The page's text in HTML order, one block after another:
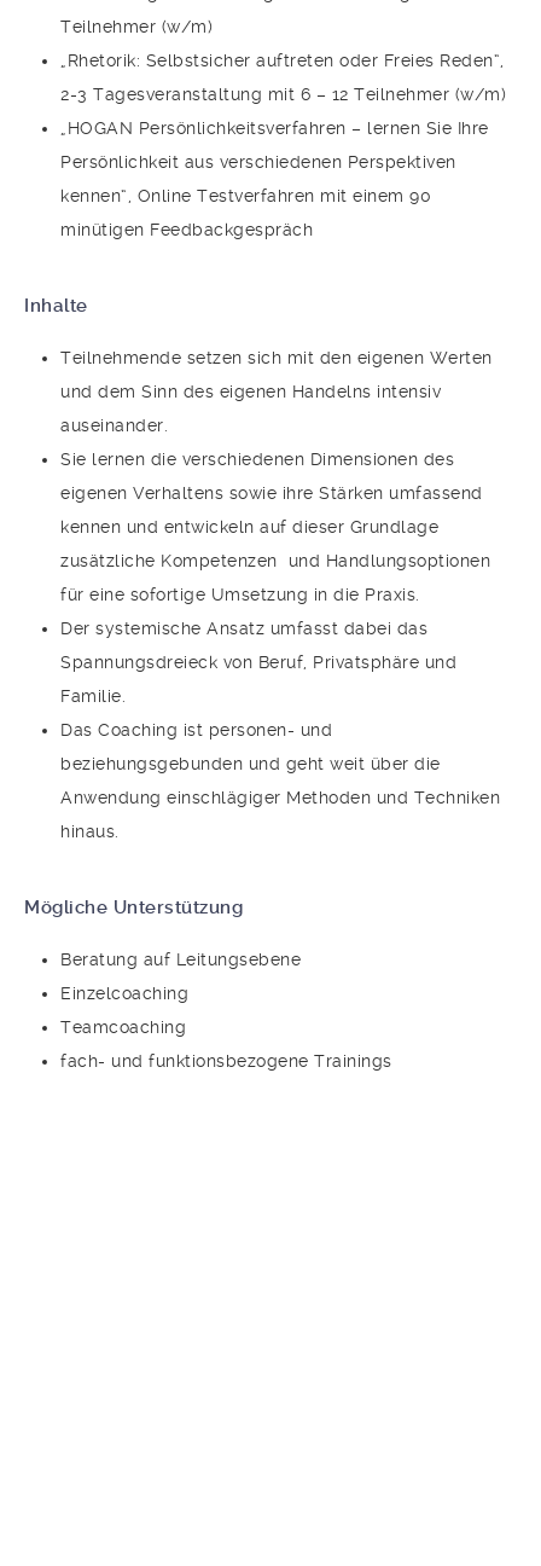
Teilnehmer (w/m)
„Rhetorik: Selbstsicher auftreten oder Freies Reden“,
2-3 Tagesveranstaltung mit 6 – 12 Teilnehmer (w/m)
„HOGAN Persönlichkeitsverfahren – lernen Sie Ihre
Persönlichkeit aus verschiedenen Perspektiven
kennen“, Online Testverfahren mit einem 90
minütigen Feedbackgespräch
Inhalte
Teilnehmende setzen sich mit den eigenen Werten
und dem Sinn des eigenen Handelns intensiv
auseinander.
Sie lernen die verschiedenen Dimensionen des
eigenen Verhaltens sowie ihre Stärken umfassend
kennen und entwickeln auf dieser Grundlage
zusätzliche Kompetenzen und Handlungsoptionen
für eine sofortige Umsetzung in die Praxis.
Der systemische Ansatz umfasst dabei das
Spannungsdreieck von Beruf, Privatsphäre und
Familie.
Das Coaching ist personen- und
beziehungsgebunden und geht weit über die
Anwendung einschlägiger Methoden und Techniken
hinaus.
Mögliche Unterstützung
Beratung auf Leitungsebene
Einzelcoaching
Teamcoaching
fach- und funktionsbezogene Trainings